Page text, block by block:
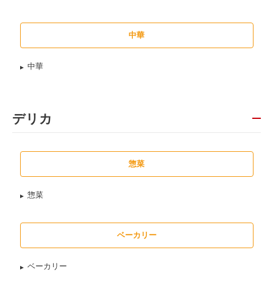
中華
中華
デリカ
惣菜
惣菜
ベーカリー
ベーカリー